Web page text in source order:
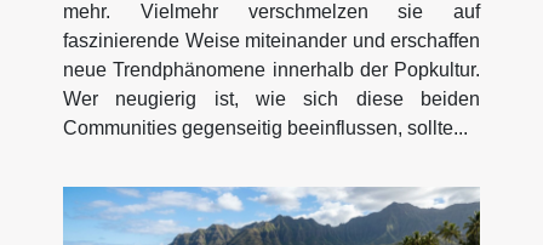
mehr. Vielmehr verschmelzen sie auf
faszinierende Weise miteinander und erschaffen
neue Trendphänomene innerhalb der Popkultur.
Wer neugierig ist, wie sich diese beiden
Communities gegenseitig beeinflussen, sollte...